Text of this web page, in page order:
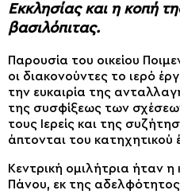
Εκκλησίας και η κοπή
βασιλόπιτας.
Παρουσία του οικείου
οι διακονούντες το ιερό
την ευκαιρία της
της συσφίξεως των
τους Ιερείς και της
άπτονται του κατηχητικού
Κεντρική ομιλήτρια ήταν
Πάνου, εκ της αδελφότητος